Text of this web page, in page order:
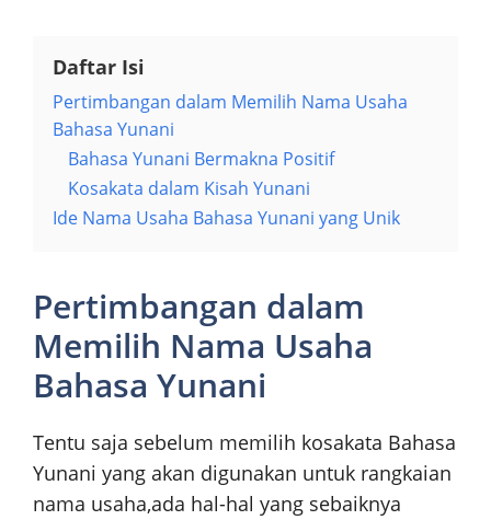
Daftar Isi
Pertimbangan dalam Memilih Nama Usaha
Bahasa Yunani
Bahasa Yunani Bermakna Positif
Kosakata dalam Kisah Yunani
Ide Nama Usaha Bahasa Yunani yang Unik
Pertimbangan dalam
Memilih Nama Usaha
Bahasa Yunani
Tentu saja sebelum memilih kosakata Bahasa
Yunani yang akan digunakan untuk rangkaian
nama usaha,ada hal-hal yang sebaiknya